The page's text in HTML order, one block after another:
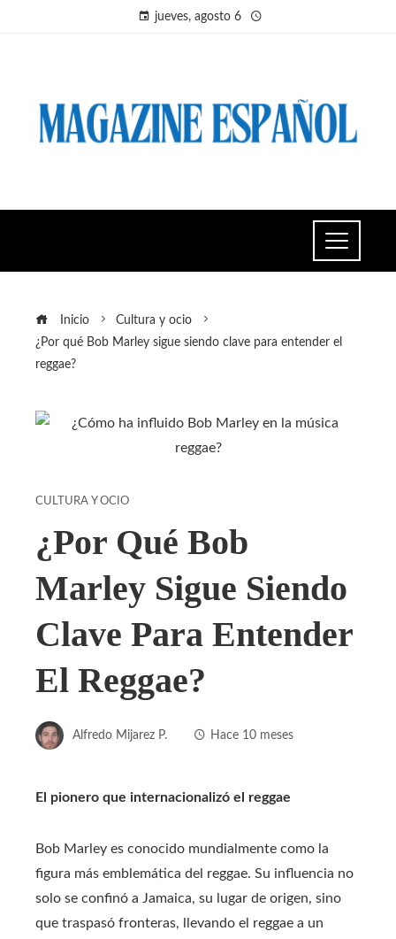
jueves, agosto 6
Inicio
Cultura y ocio
¿Por qué Bob Marley sigue siendo clave para entender el
reggae?
CULTURA Y OCIO
¿Por Qué Bob
Marley Sigue Siendo
Clave Para Entender
El Reggae?
Alfredo Mijarez P. Hace 10 meses
El pionero que internacionalizó el reggae
Bob Marley es conocido mundialmente como la
figura más emblemática del reggae. Su influencia no
solo se confinó a Jamaica, su lugar de origen, sino
que traspasó fronteras, llevando el reggae a un